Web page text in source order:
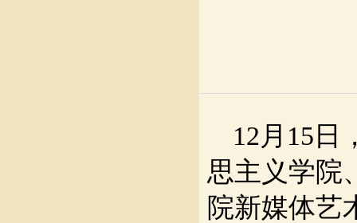
12月15日
思主义学院
院新媒体艺